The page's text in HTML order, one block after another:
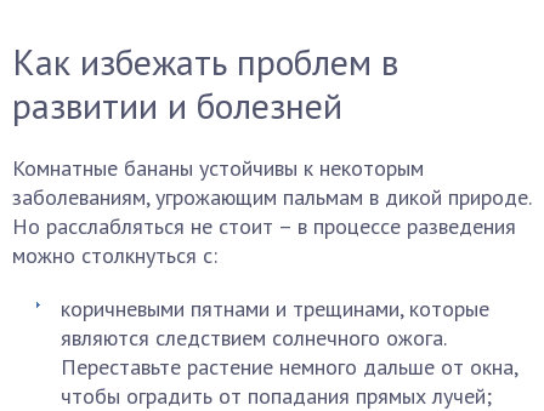
Как избежать проблем в
развитии и болезней
Комнатные бананы устойчивы к некоторым
заболеваниям, угрожающим пальмам в дикой природе.
Но расслабляться не стоит – в процессе разведения
можно столкнуться с:
коричневыми пятнами и трещинами, которые
являются следствием солнечного ожога.
Переставьте растение немного дальше от окна,
чтобы оградить от попадания прямых лучей;